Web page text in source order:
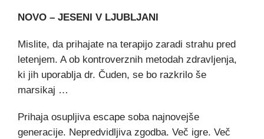
NOVO – JESENI V LJUBLJANI
Mislite, da prihajate na terapijo zaradi strahu pred
letenjem. A ob kontroverznih metodah zdravljenja,
ki jih uporablja dr. Čuden, se bo razkrilo še
marsikaj …
Prihaja osupljiva escape soba najnovejše
generacije. Nepredvidljiva zgodba. Več igre. Več